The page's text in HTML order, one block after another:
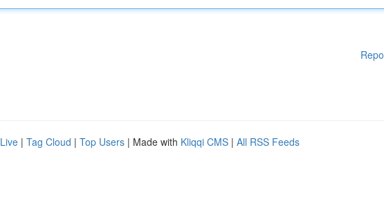
Live | Tag Cloud | Top Users | Made with Kliqqi CMS | All RSS Feeds